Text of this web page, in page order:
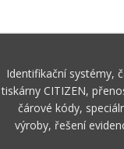
Identifikační systémy,
tiskárny CITIZEN,
čárové kódy,
výroby, řešení